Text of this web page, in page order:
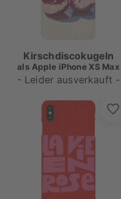
Kirschdiscokugeln
als Apple iPhone XS Max
- Leider ausverkauft -